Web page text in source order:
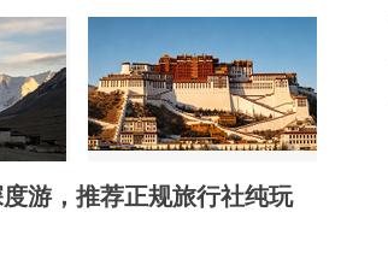
游，推荐正规旅行社纯玩